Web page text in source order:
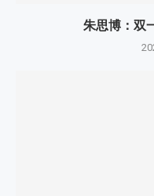
朱思博：双